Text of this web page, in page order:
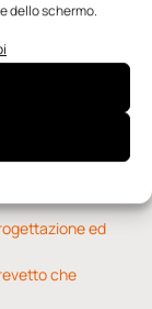
dello schermo.
all’altra
ed
che